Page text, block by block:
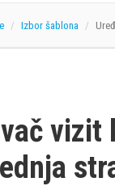
Izbor šablona
vizit